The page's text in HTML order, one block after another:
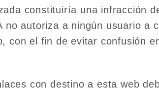
constituiría una infracción
no autoriza a ningún usuario a
con el fin de evitar confusión
con destino a esta web